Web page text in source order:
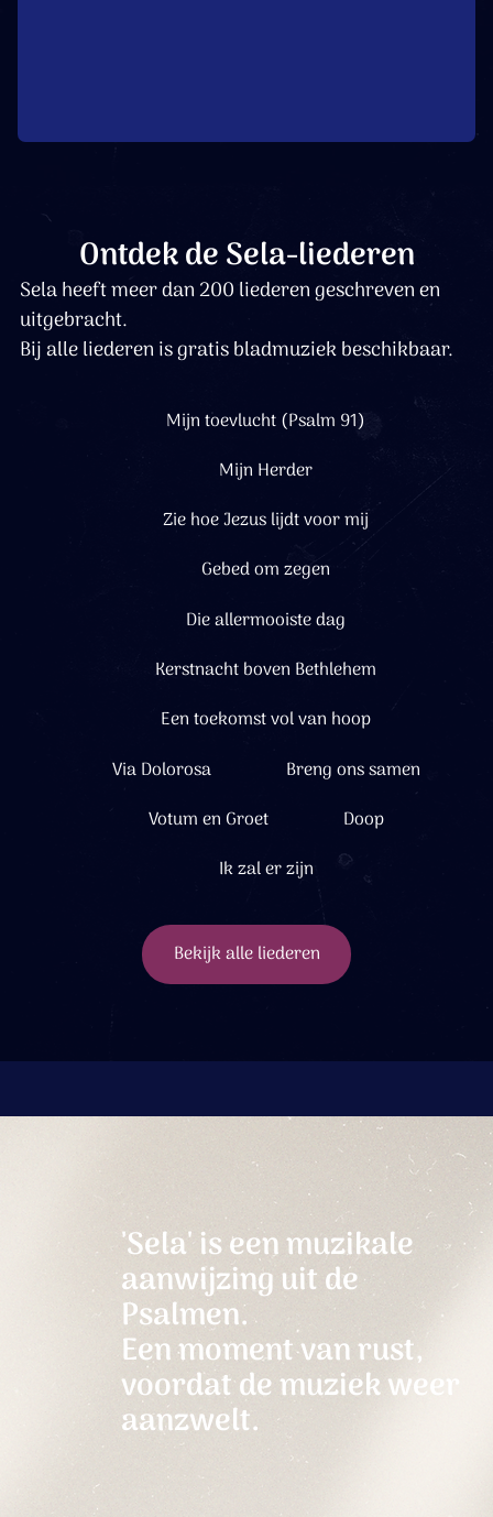
Ontdek de Sela-liederen
Sela heeft meer dan 200 liederen geschreven en
uitgebracht.
Bij alle liederen is gratis bladmuziek beschikbaar.
Mijn toevlucht (Psalm 91)
Mijn Herder
Zie hoe Jezus lijdt voor mij
Gebed om zegen
Die allermooiste dag
Kerstnacht boven Bethlehem
Een toekomst vol van hoop
Via Dolorosa
Breng ons samen
Votum en Groet
Doop
Ik zal er zijn
Bekijk alle liederen
'Sela' is een muzikale
aanwijzing uit de
Psalmen.
Een moment van rust,
voordat de muziek weer
aanzwelt.